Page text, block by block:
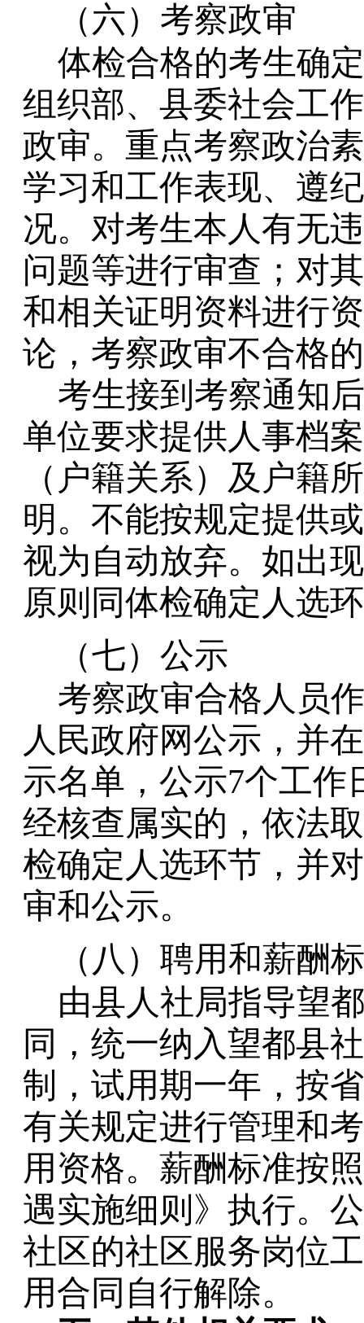
（六）考察政审
体检合格的考生确
组织部、县委社会工
政审。重点考察政治
学习和工作表现、遵
况。对考生本人有无
问题等进行审查；对
和相关证明资料进行
论，考察政审不合格
考生接到考察通知
单位要求提供人事档
（户籍关系）及户籍
明。不能按规定提供
视为自动放弃。如出
原则同体检确定人选
（七）公示
考察政审合格人员
人民政府网公示，并
示名单，公示7个工作
经核查属实的，依法
检确定人选环节，并
审和公示。
（八）聘用和薪酬
由县人社局指导望
同，统一纳入望都县
制，试用期一年，按
有关规定进行管理和
用资格。薪酬标准按
遇实施细则》执行。
社区的社区服务岗位
用合同自行解除。